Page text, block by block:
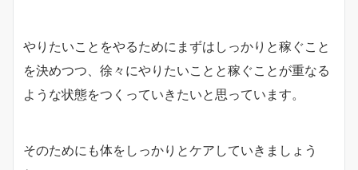
やりたいことをやるためにまずはしっかりと稼ぐこと
を決めつつ、徐々にやりたいことと稼ぐことが重なる
ような状態をつくっていきたいと思っています。
そのためにも体をしっかりとケアしていきましょう